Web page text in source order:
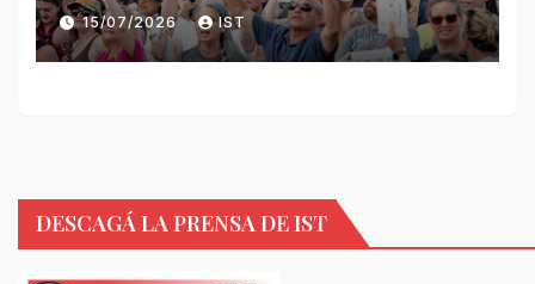
15/07/2026 IST
DESCAGÁ LA PRENSA DE IST